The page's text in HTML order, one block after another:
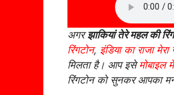
अगरझाकियां तेरे महल की
रिंगटोन, इंडिया का राजा मेरा
मिलता है। आप इसेमोबाइल
रिंगटोन को सुनकर आपका